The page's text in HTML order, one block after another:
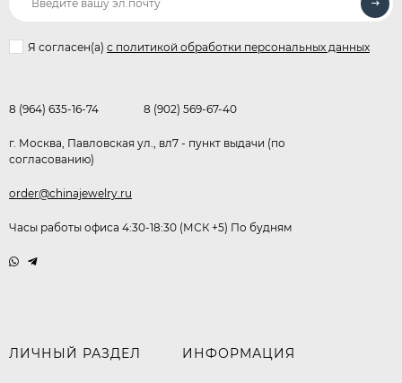
Я согласен(a) с политикой обработки персональных данных
8 (964) 635-16-74 8 (902) 569-67-40
г. Москва, Павловская ул., вл7 - пункт выдачи (по
согласованию)
order@chinajewelry.ru
Часы работы офиса 4:30-18:30 (МСК +5) По будням
ЛИЧНЫЙ РАЗДЕЛ ИНФОРМАЦИЯ